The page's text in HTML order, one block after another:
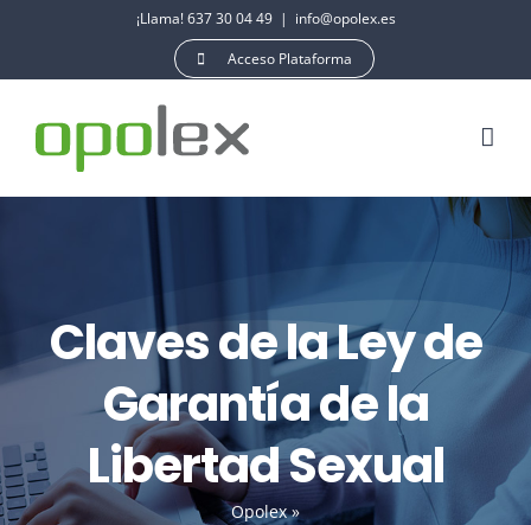
contenido
¡Llama! 637 30 04 49 | info@opolex.es
Acceso Plataforma
Claves de la Ley de
Garantía de la
Libertad Sexual
Opolex»